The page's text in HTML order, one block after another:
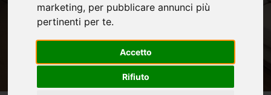
marketing, per pubblicare annunci più
pertinenti per te.
Accetto
Rifiuto